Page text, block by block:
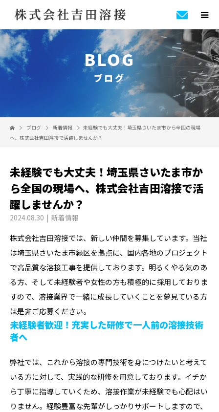
BLOG
ブログ
ブログ 新着情報
未経験でも大丈夫！埼玉県さいたま市から全国の現場
へ、株式会社吉田溶接で活躍しませんか？
未経験でも大丈夫！埼玉県さいたま市か
ら全国の現場へ、株式会社吉田溶接で活
躍しませんか？
2024.08.30 新着情報
株式会社吉田溶接では、新しい仲間を募集しています。当社
は埼玉県さいたま市緑区を拠点に、国内各地のプロジェクト
で高品質な溶接工事を提供しております。明るくやる気のあ
る方、そして未経験者や女性の方も積極的に採用しておりま
すので、溶接業界で一緒に成長していくことを夢見ている方
は是非ご応募ください。
未経験者歓迎！充実した研修で一人前の溶接技術
者へ
弊社では、これから溶接の専門技術を身につけたいと考えて
いる方に対して、実践的な研修を用意しております。イチか
ら丁寧に指導していくため、溶接作業が未経験でも心配はい
りません。経験豊富な先輩がしっかりサポートしますので、